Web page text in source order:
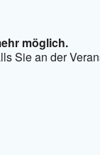
möglich.
Sie an der